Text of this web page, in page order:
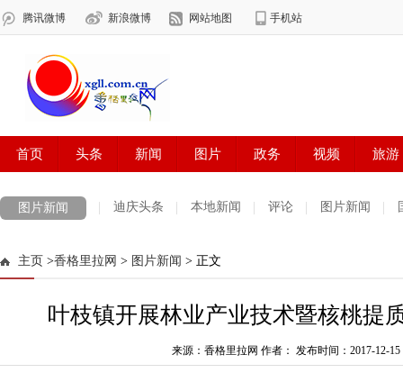
图片新闻 迪庆头条 本地新闻 评论 图片新闻
主页 >香格里拉网 > 图片新闻 > 正文
叶枝镇开展林业产业技术暨核桃提
来源：香格里拉网 作者： 发布时间：2017-12-15